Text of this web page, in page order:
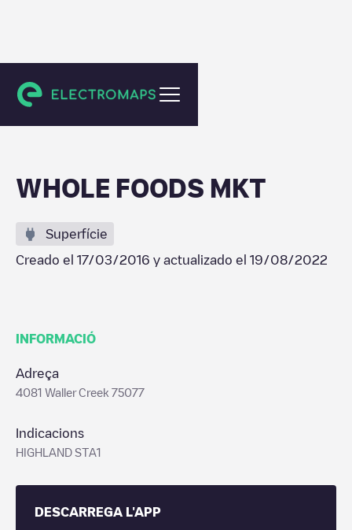
Highland Village
WHOLE FOODS MKT
Superfície
Creado el 17/03/2016 y actualizado el 19/08/2022
INFORMACIÓ
Adreça
4081 Waller Creek 75077
Indicacions
HIGHLAND STA1
DESCARREGA L'APP